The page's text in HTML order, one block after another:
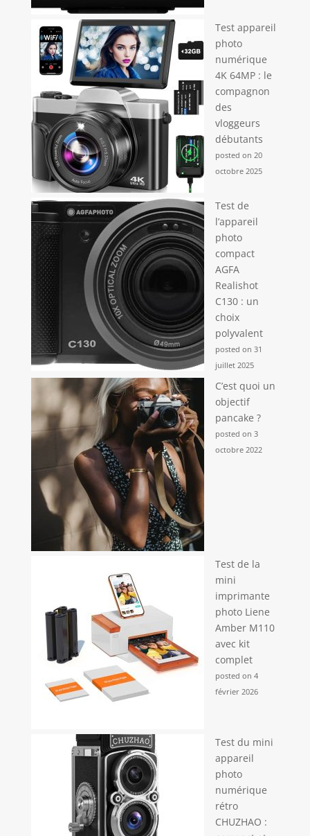
Test appareil
photo
numérique
4K 64MP : le
compagnon
des
vloggeurs
débutants
posted on 20
octobre 2025
Test de
l’appareil
photo
compact
AGFA
Realishot
C130 : un
choix
polyvalent
posted on 31
juillet 2025
C’est quoi un
objectif
pancake ?
posted on 3
octobre 2022
Test de la
mini
imprimante
photo Liene
Amber M110
avec kit
complet
posted on 4
février 2026
Test du mini
appareil
photo
numérique
rétro
CHUZHAO :